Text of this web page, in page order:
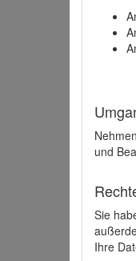
und
Sie
Ihre